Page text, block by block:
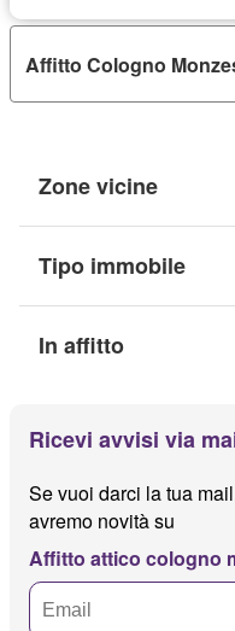
Affitto Cologno
Zone vicine
Tipo immobile
In affitto
Ricevi avvisi via
Se vuoi darci la tua
avremo novità su
Affitto attico cologno